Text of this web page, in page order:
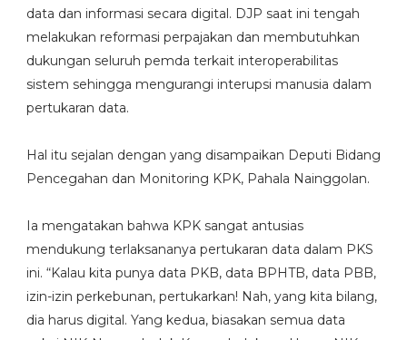
data dan informasi secara digital. DJP saat ini tengah
melakukan reformasi perpajakan dan membutuhkan
dukungan seluruh pemda terkait interoperabilitas
sistem sehingga mengurangi interupsi manusia dalam
pertukaran data.
Hal itu sejalan dengan yang disampaikan Deputi Bidang
Pencegahan dan Monitoring KPK, Pahala Nainggolan.
Ia mengatakan bahwa KPK sangat antusias
mendukung terlaksananya pertukaran data dalam PKS
ini. “Kalau kita punya data PKB, data BPHTB, data PBB,
izin-izin perkebunan, pertukarkan! Nah, yang kita bilang,
dia harus digital. Yang kedua, biasakan semua data